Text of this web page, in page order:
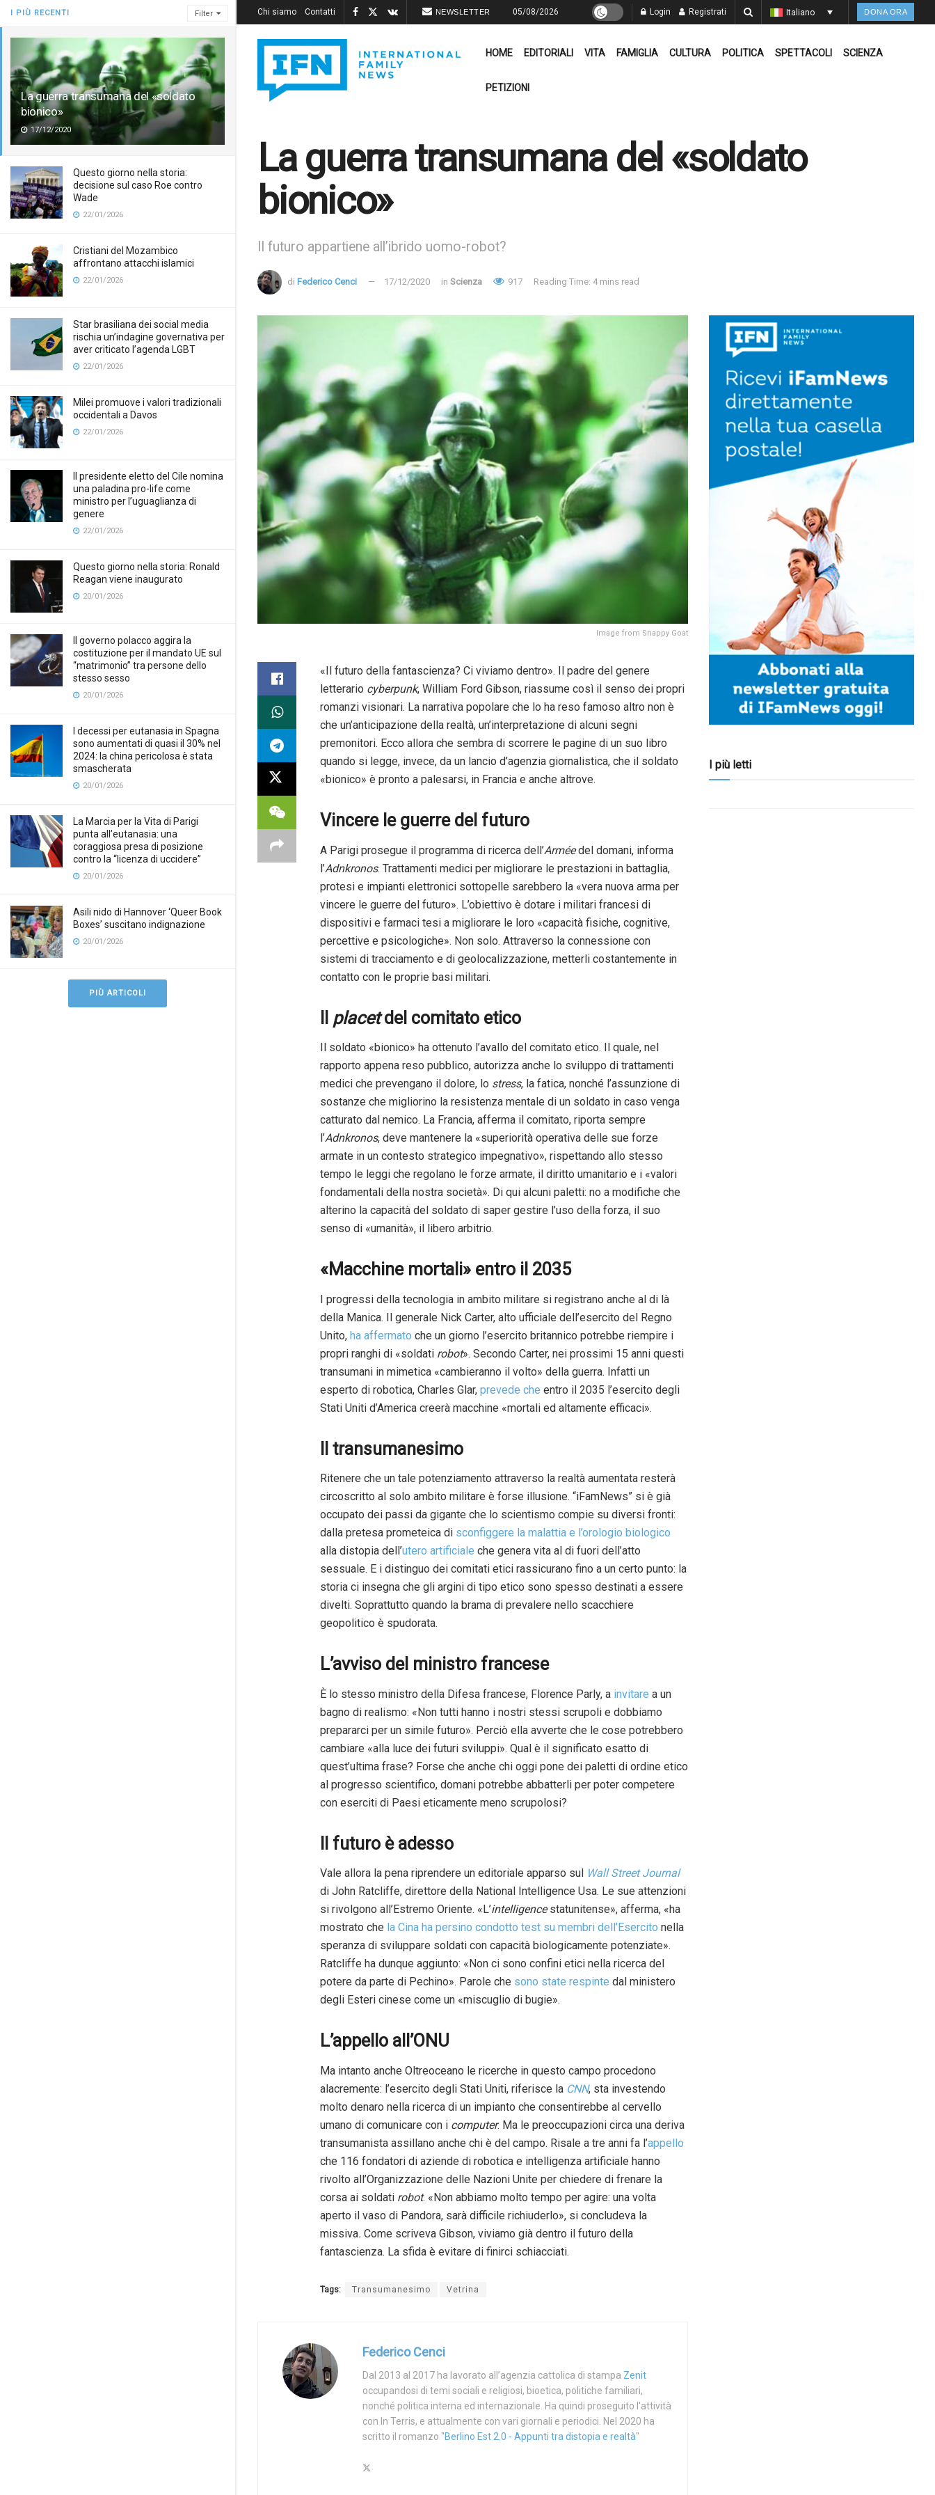
I PIÙ RECENTI Filter
La guerra transumana del «soldato
bionico»
17/12/2020
Questo giorno nella storia:
decisione sul caso Roe contro
Wade
22/01/2026
Cristiani del Mozambico
affrontano attacchi islamici
22/01/2026
Star brasiliana dei social media
rischia un’indagine governativa per
aver criticato l’agenda LGBT
22/01/2026
Milei promuove i valori tradizionali
occidentali a Davos
22/01/2026
Il presidente eletto del Cile nomina
una paladina pro-life come
ministro per l’uguaglianza di
genere
22/01/2026
Questo giorno nella storia: Ronald
Reagan viene inaugurato
20/01/2026
Il governo polacco aggira la
costituzione per il mandato UE sul
“matrimonio” tra persone dello
stesso sesso
20/01/2026
I decessi per eutanasia in Spagna
sono aumentati di quasi il 30% nel
2024: la china pericolosa è stata
smascherata
20/01/2026
La Marcia per la Vita di Parigi
punta all’eutanasia: una
coraggiosa presa di posizione
contro la “licenza di uccidere”
20/01/2026
Asili nido di Hannover ‘Queer Book
Boxes’ suscitano indignazione
20/01/2026
PIÙ ARTICOLI
Chi siamo Contatti NEWSLETTER 05/08/2026 Login Registrati Italiano DONA ORA
HOME EDITORIALI VITA FAMIGLIA CULTURA POLITICA SPETTACOLI SCIENZA
PETIZIONI
La guerra transumana del «soldato
bionico»
Il futuro appartiene all’ibrido uomo-robot?
di Federico Cenci 17/12/2020 in Scienza 917 Reading Time: 4 mins read
Image from Snappy Goat
«Il futuro della fantascienza? Ci viviamo dentro». Il padre del genere
letterario cyberpunk, William Ford Gibson, riassume così il senso dei propri
romanzi visionari. La narrativa popolare che lo ha reso famoso altro non è
che un’anticipazione della realtà, un’interpretazione di alcuni segni
premonitori. Ecco allora che sembra di scorrere le pagine di un suo libro
quando si legge, invece, da un lancio d’agenzia giornalistica, che il soldato
«bionico» è pronto a palesarsi, in Francia e anche altrove.
Vincere le guerre del futuro
A Parigi prosegue il programma di ricerca dell’Arméedel domani, informa
l’Adnkronos. Trattamenti medici per migliorare le prestazioni in battaglia,
protesi e impianti elettronici sottopelle sarebbero la «vera nuova arma per
vincere le guerre del futuro». L’obiettivo è dotare i militari francesi di
dispositivi e farmaci tesi a migliorare le loro «capacità fisiche, cognitive,
percettive e psicologiche». Non solo. Attraverso la connessione con
sistemi di tracciamento e di geolocalizzazione, metterli costantemente in
contatto con le proprie basi militari.
placetdel comitato etico
Il soldato «bionico» ha ottenuto l’avallo del comitato etico. Il quale, nel
rapporto appena reso pubblico, autorizza anche lo sviluppo di trattamenti
medici che prevengano il dolore, lo stress, la fatica, nonché l’assunzione di
sostanze che migliorino la resistenza mentale di un soldato in caso venga
catturato dal nemico. La Francia, afferma il comitato, riporta sempre
l’Adnkronos, deve mantenere la «superiorità operativa delle sue forze
armate in un contesto strategico impegnativo», rispettando allo stesso
tempo le leggi che regolano le forze armate, il diritto umanitario e i «valori
fondamentali della nostra società». Di qui alcuni paletti: no a modifiche che
alterino la capacità del soldato di saper gestire l’uso della forza, il suo
senso di «umanità», il libero arbitrio.
«Macchine mortali» entro il 2035
I progressi della tecnologia in ambito militare si registrano anche al di là
della Manica. Il generale Nick Carter, alto ufficiale dell’esercito del Regno
Unito, ha affermato che un giorno l’esercito britannico potrebbe riempire i
propri ranghi di «soldati robot». Secondo Carter, nei prossimi 15 anni questi
transumani in mimetica «cambieranno il volto» della guerra. Infatti un
esperto di robotica, Charles Glar, prevede che entro il 2035 l’esercito degli
Stati Uniti d’America creerà macchine «mortali ed altamente efficaci».
Il transumanesimo
Ritenere che un tale potenziamento attraverso la realtà aumentata resterà
circoscritto al solo ambito militare è forse illusione. “iFamNews” si è già
occupato dei passi da gigante che lo scientismo compie su diversi fronti:
dalla pretesa prometeica di sconfiggere la malattia e l’orologio biologico
alla distopia dell’utero artificiale che genera vita al di fuori dell’atto
sessuale. E i distinguo dei comitati etici rassicurano fino a un certo punto: la
storia ci insegna che gli argini di tipo etico sono spesso destinati a essere
divelti. Soprattutto quando la brama di prevalere nello scacchiere
geopolitico è spudorata.
L’avviso del ministro francese
È lo stesso ministro della Difesa francese, Florence Parly, a invitare a un
bagno di realismo: «Non tutti hanno i nostri stessi scrupoli e dobbiamo
prepararci per un simile futuro». Perciò ella avverte che le cose potrebbero
cambiare «alla luce dei futuri sviluppi». Qual è il significato esatto di
quest’ultima frase? Forse che anche chi oggi pone dei paletti di ordine etico
al progresso scientifico, domani potrebbe abbatterli per poter competere
con eserciti di Paesi eticamente meno scrupolosi?
Il futuro è adesso
Vale allora la pena riprendere un editoriale apparso sul Wall Street Journal
di John Ratcliffe, direttore della National Intelligence Usa. Le sue attenzioni
si rivolgono all’Estremo Oriente. «L’intelligencestatunitense», afferma, «ha
mostrato che la Cina ha persino condotto test su membri dell’Esercito nella
speranza di sviluppare soldati con capacità biologicamente potenziate».
Ratcliffe ha dunque aggiunto: «Non ci sono confini etici nella ricerca del
potere da parte di Pechino». Parole che sono state respinte dal ministero
degli Esteri cinese come un «miscuglio di bugie».
L’appello all’ONU
Ma intanto anche Oltreoceano le ricerche in questo campo procedono
alacremente: l’esercito degli Stati Uniti, riferisce la CNN, sta investendo
molto denaro nella ricerca di un impianto che consentirebbe al cervello
umano di comunicare con i computer. Ma le preoccupazioni circa una deriva
transumanista assillano anche chi è del campo. Risale a tre anni fa l’appello
che 116 fondatori di aziende di robotica e intelligenza artificiale hanno
rivolto all’Organizzazione delle Nazioni Unite per chiedere di frenare la
corsa ai soldati robot. «Non abbiamo molto tempo per agire: una volta
aperto il vaso di Pandora, sarà difficile richiuderlo», si concludeva la
missiva. Come scriveva Gibson, viviamo già dentro il futuro della
fantascienza. La sfida è evitare di finirci schiacciati.
Tags: Transumanesimo Vetrina
Federico Cenci
Dal 2013 al 2017 ha lavorato all’agenzia cattolica di stampa Zenit
occupandosi di temi sociali e religiosi, bioetica, politiche familiari,
nonché politica interna ed internazionale. Ha quindi proseguito l'attività
con In Terris, e attualmente con vari giornali e periodici. Nel 2020 ha
scritto il romanzo "Berlino Est 2.0 - Appunti tra distopia e realtà"
I più letti